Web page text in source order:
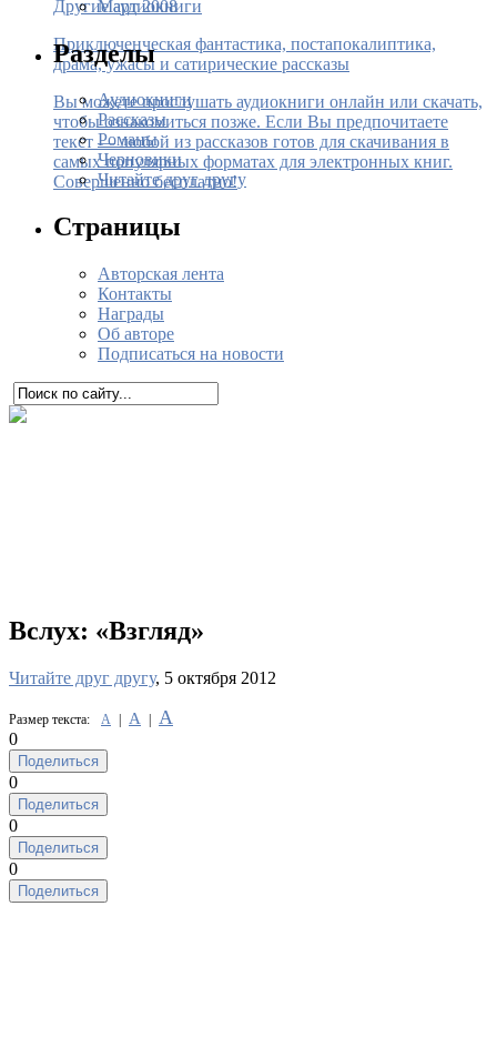
Другие аудиокниги
Приключенческая фантастика, постапокалиптика,
драма, ужасы и сатирические рассказы
Вы можете прослушать аудиокниги онлайн или скачать,
чтобы ознакомиться позже. Если Вы предпочитаете
текст — любой из рассказов готов для скачивания в
самых популярных форматах для электронных книг.
Совершенно бесплатно!
Март 2008
Разделы
Аудиокниги
Рассказы
Романы
Черновики
Читайте друг другу
Страницы
Авторская лента
Контакты
Награды
Об авторе
Подписаться на новости
Вслух: «Взгляд»
Читайте друг другу, 5 октября 2012
Размер текста: А А А
0
Поделиться
0
Поделиться
0
Поделиться
0
Поделиться